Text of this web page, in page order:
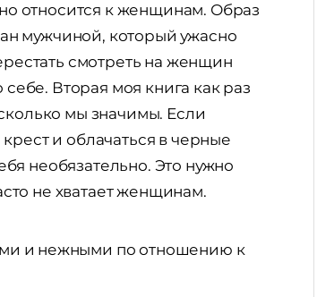
относится к женщинам. Образ
мужчиной, который ужасно
смотреть на женщин
Вторая моя книга как раз
мы значимы. Если
и облачаться в черные
необязательно. Это нужно
не хватает женщинам.
и нежными по отношению к